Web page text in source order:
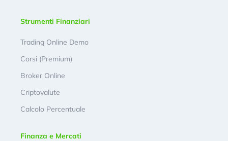
Strumenti Finanziari
Trading Online Demo
Corsi (Premium)
Broker Online
Criptovalute
Calcolo Percentuale
Finanza e Mercati